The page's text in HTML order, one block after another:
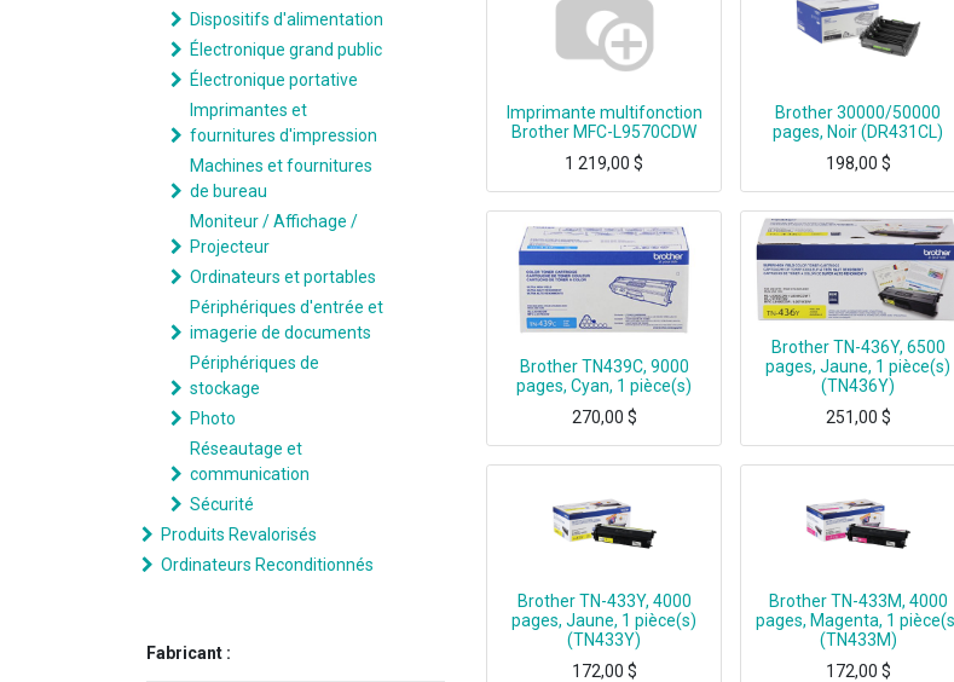
Dispositifs d'alimentation
Électronique grand public
Électronique portative
Imprimantes et
fournitures d'impression
Machines et fournitures
de bureau
Moniteur / Affichage /
Projecteur
Ordinateurs et portables
Périphériques d'entrée et
imagerie de documents
Périphériques de
stockage
Photo
Réseautage et
communication
Sécurité
Produits Revalorisés
Ordinateurs Reconditionnés
Fabricant :
Imprimante multifonction
Brother MFC-L9570CDW
1 219,00 $
Brother 30000/50000
pages, Noir (DR431CL)
198,00 $
Brother TN439C, 9000
pages, Cyan, 1 pièce(s)
270,00 $
Brother TN-436Y, 6500
pages, Jaune, 1 pièce(s)
(TN436Y)
251,00 $
Brother TN-433Y, 4000
pages, Jaune, 1 pièce(s)
(TN433Y)
172,00 $
Brother TN-433M, 4000
pages, Magenta, 1
(TN433M)
172,00 $